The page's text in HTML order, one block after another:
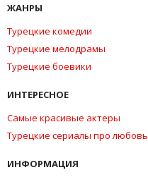
ЖАНРЫ
Турецкие комедии
Турецкие мелодрамы
Турецкие боевики
ИНТЕРЕСНОЕ
Самые красивые актеры
Турецкие сериалы про любовь
ИНФОРМАЦИЯ